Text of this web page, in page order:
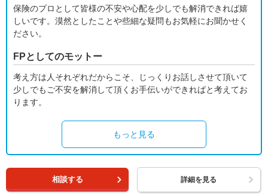
保険のプロとして皆様の不安や心配を少しでも解消できれば嬉
しいです。漠然としたことや些細な疑問もお気軽にお聞かせく
ださい。
FPとしてのモットー
考え方は人それぞれだからこそ、じっくりお話しさせて頂いて
少しでもご不安を解消して頂くお手伝いができればと考えてお
ります。
もっと見る
相談する 詳細を見る